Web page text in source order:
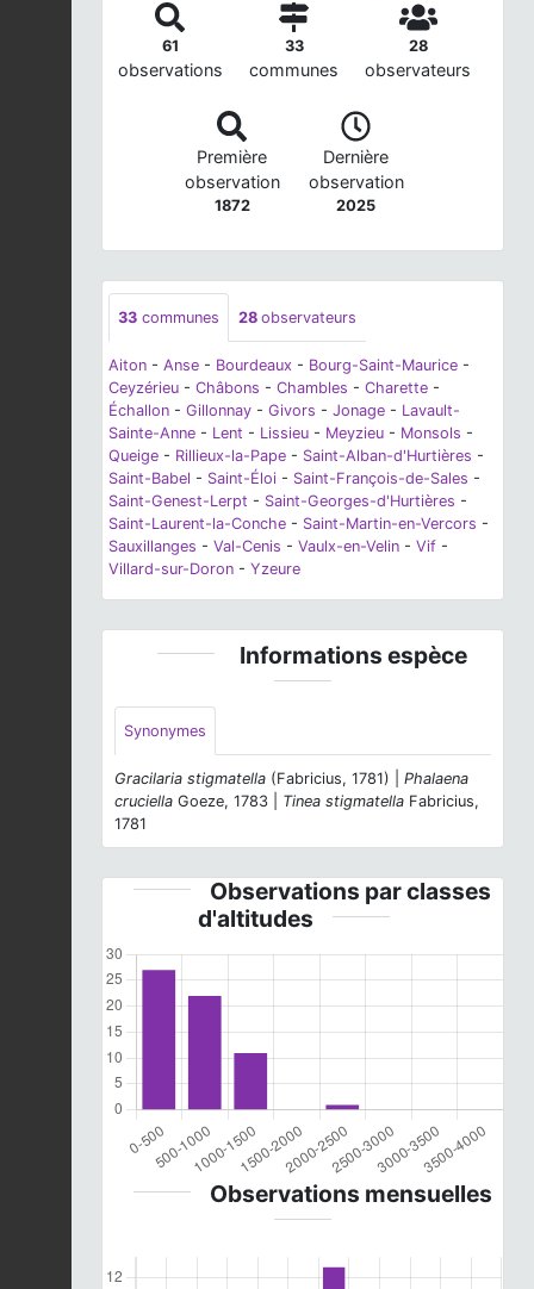
61
observations
33
communes
28
observateurs
Première
observation
1872
Dernière
observation
2025
33 communes 28 observateurs
Aiton - Anse - Bourdeaux - Bourg-Saint-Maurice -
Ceyzérieu - Châbons - Chambles - Charette -
Échallon - Gillonnay - Givors - Jonage - Lavault-
Sainte-Anne - Lent - Lissieu - Meyzieu - Monsols -
Queige - Rillieux-la-Pape - Saint-Alban-d'Hurtières -
Saint-Babel - Saint-Éloi - Saint-François-de-Sales -
Saint-Genest-Lerpt - Saint-Georges-d'Hurtières -
Saint-Laurent-la-Conche - Saint-Martin-en-Vercors -
Sauxillanges - Val-Cenis - Vaulx-en-Velin - Vif -
Villard-sur-Doron - Yzeure
Informations espèce
Synonymes
Gracilaria stigmatella (Fabricius, 1781) | Phalaena
cruciella Goeze, 1783 | Tinea stigmatella Fabricius,
1781
Observations par classes
d'altitudes
Observations mensuelles